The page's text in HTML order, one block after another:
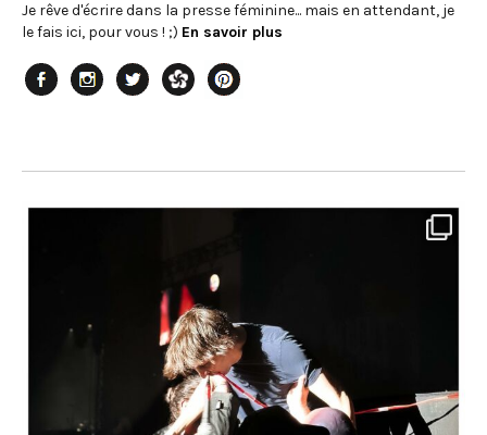
Je rêve d'écrire dans la presse féminine... mais en attendant, je
le fais ici, pour vous ! ;) En savoir plus